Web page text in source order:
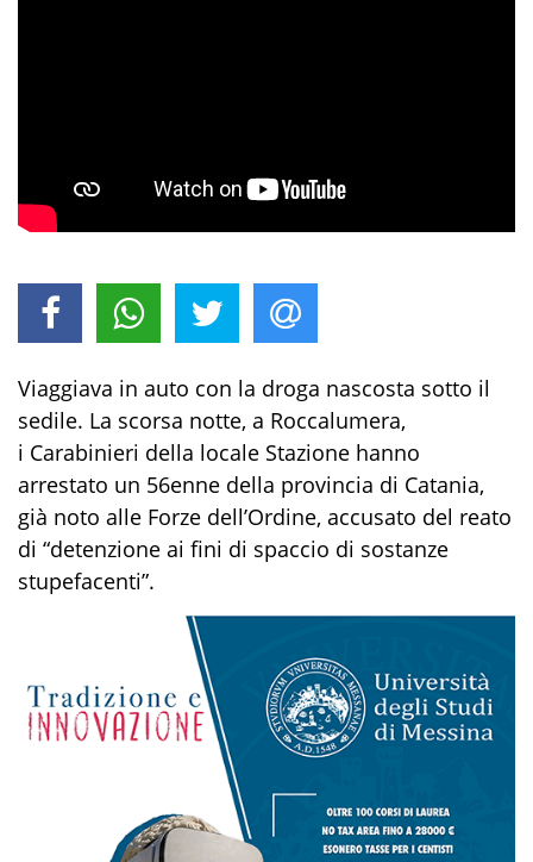
Viaggiava in auto con la droga nascosta sotto il
sedile. La scorsa notte, a Roccalumera,
i Carabinieri della locale Stazione hanno
arrestato un 56enne della provincia di Catania,
già noto alle Forze dell’Ordine, accusato del reato
di “detenzione ai fini di spaccio di sostanze
stupefacenti”.